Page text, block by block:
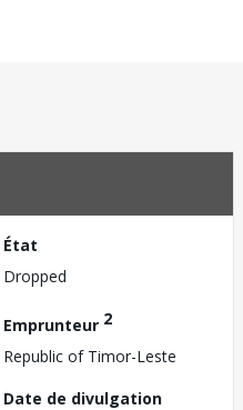
État
Dropped
Emprunteur 2
Republic of Timor-Leste
Date de divulgation